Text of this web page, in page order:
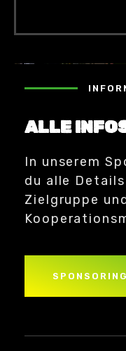
ALLE
In unserem
du alle
Zielgruppe